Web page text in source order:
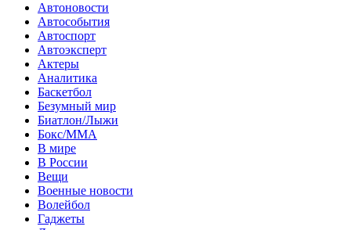
Автоновости
Автособытия
Автоспорт
Автоэксперт
Актеры
Аналитика
Баскетбол
Безумный мир
Биатлон/Лыжи
Бокс/MMA
В мире
В России
Вещи
Военные новости
Волейбол
Гаджеты